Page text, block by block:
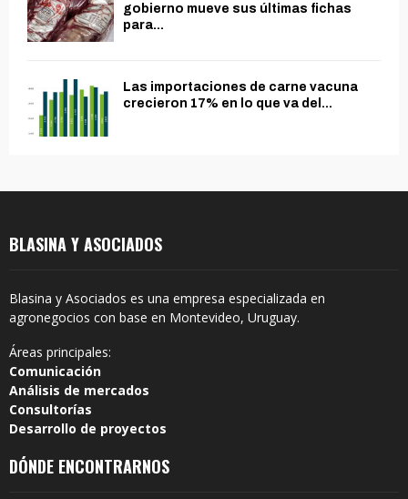
gobierno mueve sus últimas fichas
para...
Las importaciones de carne vacuna
crecieron 17% en lo que va del...
BLASINA Y ASOCIADOS
Blasina y Asociados es una empresa especializada en
agronegocios con base en Montevideo, Uruguay.
Áreas principales:
Comunicación
Análisis de mercados
Consultorías
Desarrollo de proyectos
DÓNDE ENCONTRARNOS